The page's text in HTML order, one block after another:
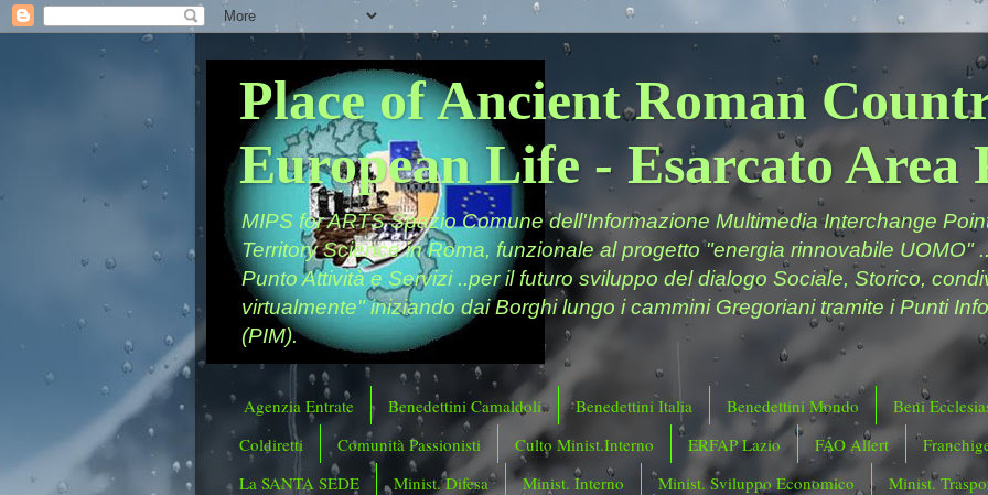
Place of Ancient Roman
European Life - Esarcato Area
MIPS for ARTS Spazio Comune dell'Informazione Multimedia Interchange
Territory Science in Roma, funzionale al progetto "energia rinnovabile UOMO"
Punto Attività e Servizi ..per il futuro sviluppo del dialogo Sociale, Storico,
virtualmente" iniziando dai Borghi lungo i cammini Gregoriani tramite i Punti
(PIM).
Agenzia Entrate Benedettini Camaldoli Benedettini Italia Benedettini Mondo
Beni
Coldiretti
Comunità Passionisti Culto Minist.Interno ERFAP Lazio FAO Allert
La SANTA SEDE
Minist. Difesa Minist. Interno Minist. Sviluppo Economico
Minist.